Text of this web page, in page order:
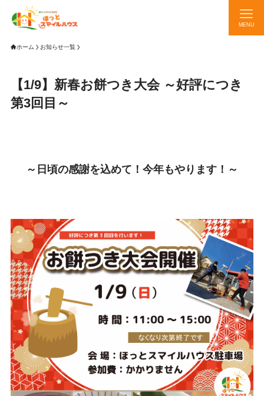
MENU
ホーム お知らせ一覧
【1/9】新春お餅つき大会 ～好評につき
第3回目～
～日頃の感謝を込めて！今年もやります！～